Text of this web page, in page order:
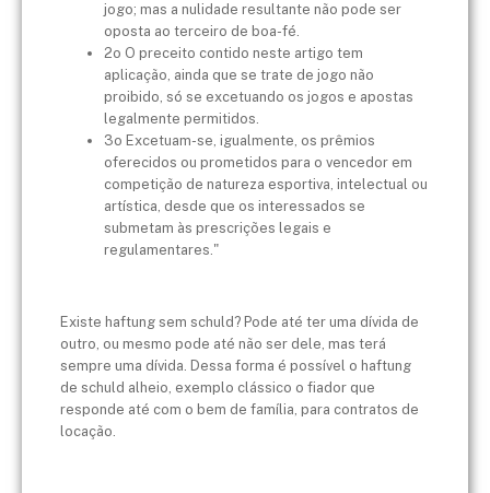
jogo; mas a nulidade resultante não pode ser
oposta ao terceiro de boa-fé.
2o O preceito contido neste artigo tem
aplicação, ainda que se trate de jogo não
proibido, só se excetuando os jogos e apostas
legalmente permitidos.
3o Excetuam-se, igualmente, os prêmios
oferecidos ou prometidos para o vencedor em
competição de natureza esportiva, intelectual ou
artística, desde que os interessados se
submetam às prescrições legais e
regulamentares."
Existe haftung sem schuld? Pode até ter uma dívida de
outro, ou mesmo pode até não ser dele, mas terá
sempre uma dívida. Dessa forma é possível o haftung
de schuld alheio, exemplo clássico o fiador que
responde até com o bem de família, para contratos de
locação.